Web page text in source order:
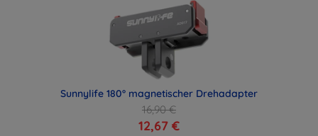
Sunnylife 180° magnetischer Drehadapter
16,90 €
12,67 €